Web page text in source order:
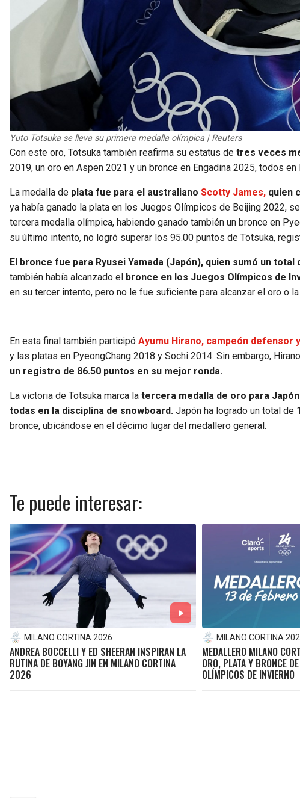
Yuto Totsuka se lleva su primera medalla olímpica | Reuters
Con este oro, Totsuka también reafirma su estatus de tres veces
2019, un oro en Aspen 2021 y un bronce en Engadina 2025, todos
La medalla de plata fue para el australiano Scotty James, quien
ya había ganado la plata en los Juegos Olímpicos de Beijing 2022,
tercera medalla olímpica, habiendo ganado también un bronce en
su último intento, no logró superar los 95.00 puntos de Totsuka,
El bronce fue para Ryusei Yamada (Japón), quien sumó un total
también había alcanzado el bronce en los Juegos Olímpicos de
en su tercer intento, pero no le fue suficiente para alcanzar el oro o la
En esta final también participó Ayumu Hirano, campeón defensor
y las platas en PyeongChang 2018 y Sochi 2014. Sin embargo,
un registro de 86.50 puntos en su mejor ronda.
La victoria de Totsuka marca la tercera medalla de oro para
todas en la disciplina de snowboard. Japón ha logrado un total
bronce, ubicándose en el décimo lugar del medallero general.
Te puede interesar:
MILANO CORTINA 2026
ANDREA BOCCELLI Y ED SHEERAN INSPIRAN LA
RUTINA DE BOYANG JIN EN MILANO CORTINA
2026
MILANO CORTINA
MEDALLERO MILANO
ORO, PLATA Y BRONCE
OLÍMPICOS DE INVIERNO